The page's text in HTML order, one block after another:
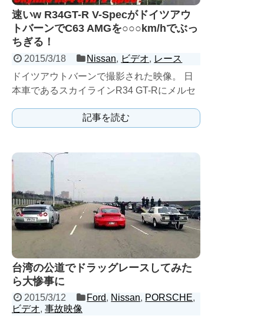
速いw R34GT-R V-Specがドイツアウ
トバーンでC63 AMGを○○○km/hでぶっ
ちぎる！
2015/3/18 Nissan, ビデオ, レース
ドイツアウトバーンで撮影された映像。 日
本車であるスカイラインR34 GT-Rにメルセ
記事を読む
台湾の公道でドラッグレースしてみた
ら大惨事に
2015/3/12 Ford, Nissan, PORSCHE,
ビデオ, 事故映像